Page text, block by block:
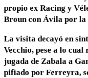
propio ex Racing y
Broun con Ávila por la
La visita decayó en
Vecchio, pese a lo
jugada de Zabala a
pifiado por Ferreyra,